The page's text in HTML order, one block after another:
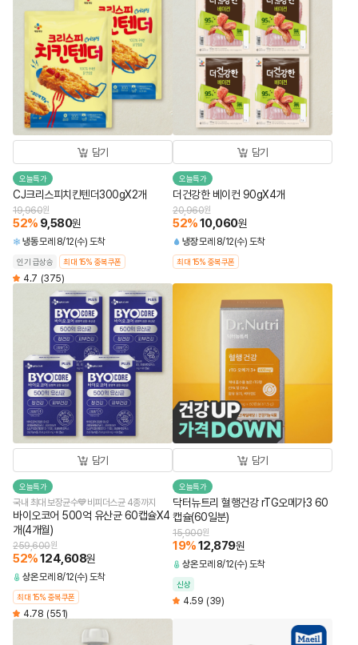
담기
오늘특가
CJ크리스피치킨텐더300gX2개
19,960원
52% 9,580원
냉동모레 8/12(수) 도착
인기 급상승 최대 15% 중복쿠폰
4.7 (375)
담기
오늘특가
더건강한 베이컨 90gX4개
20,960원
52%10,060원
냉장모레 8/12(수) 도착
최대 15% 중복쿠폰
담기
오늘특가
국내 최대 보장균수💙비피더스균 4종까지
바이오코어 500억 유산균 60캡슐X4
개(4개월)
259,600원
52%124,608원
상온모레 8/12(수) 도착
최대 15% 중복쿠폰
4.78 (551)
담기
오늘특가
닥터뉴트리 혈행건강 rTG오메가3 60
캡슐(60일분)
15,900원
19%12,879원
상온모레 8/12(수) 도착
신상
4.59 (39)